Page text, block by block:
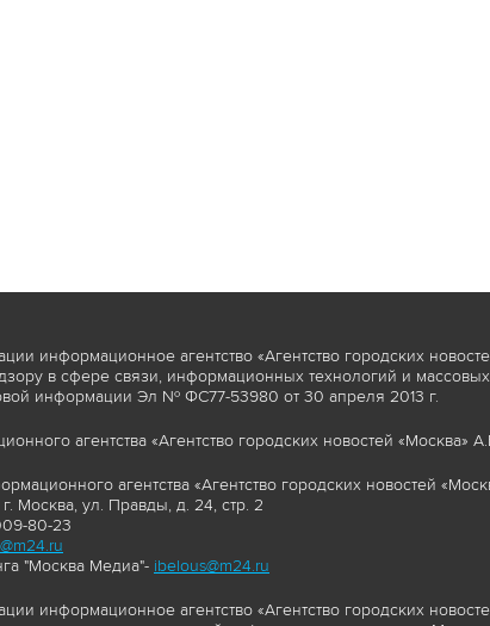
информационное агентство «Агентство городских
в сфере связи, информационных технологий и
информации Эл № ФС77-53980 от 30 апреля 2013 г.
агентства «Агентство городских новостей «Москва»
агентства «Агентство городских новостей
Москва, ул. Правды, д. 24, стр. 2
80-23
"Москва Медиа"- ibelous@m24.ru
информационное агентство «Агентство городских